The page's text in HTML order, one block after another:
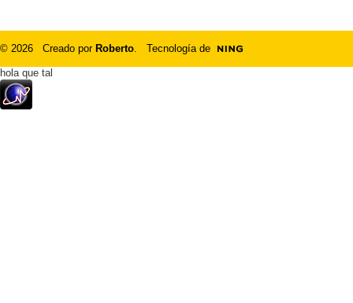
© 2026 Creado por Roberto. Tecnología de
hola que tal